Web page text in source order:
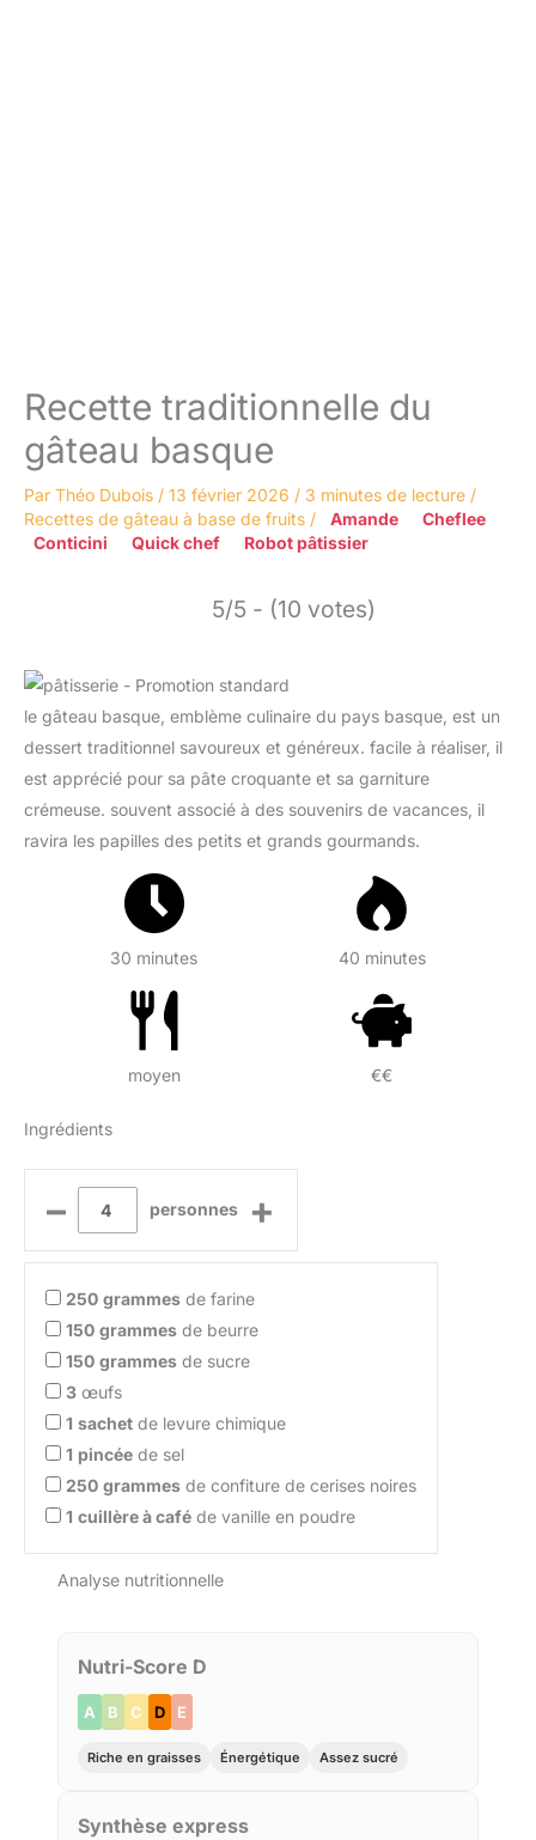
Recette traditionnelle du
gâteau basque
Par Théo Dubois / 13 février 2026 / 3 minutes de lecture /
Recettes de gâteau à base de fruits / Amande
Cheflee
Conticini
Quick chef Robot pâtissier
5/5 - (10 votes)
le gâteau basque, emblème culinaire du pays basque, est un
dessert traditionnel savoureux et généreux. facile à réaliser, il
est apprécié pour sa pâte croquante et sa garniture
crémeuse. souvent associé à des souvenirs de vacances, il
ravira les papilles des petits et grands gourmands.
30 minutes 40 minutes
moyen €€
Ingrédients
– personnes +
250 grammes de farine
150 grammes de beurre
150 grammes de sucre
3 œufs
1 sachet de levure chimique
1 pincée de sel
250 grammes de confiture de cerises noires
1 cuillère à café de vanille en poudre
Analyse nutritionnelle
Nutri-Score D
A B C D E
Riche en graisses Énergétique Assez sucré
Synthèse express